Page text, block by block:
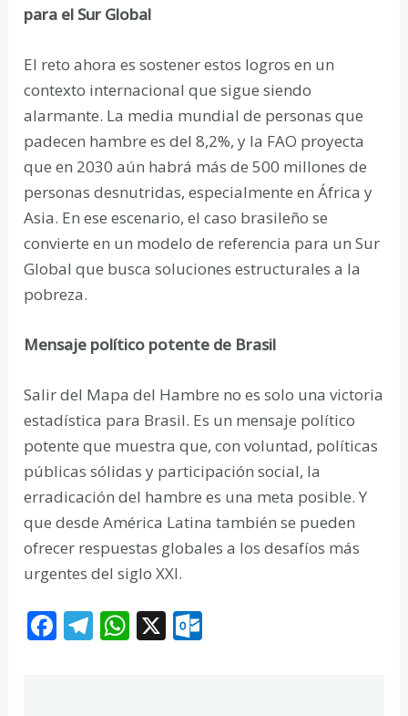
para el Sur Global
El reto ahora es sostener estos logros en un
contexto internacional que sigue siendo
alarmante. La media mundial de personas que
padecen hambre es del 8,2%, y la FAO proyecta
que en 2030 aún habrá más de 500 millones de
personas desnutridas, especialmente en África y
Asia. En ese escenario, el caso brasileño se
convierte en un modelo de referencia para un Sur
Global que busca soluciones estructurales a la
pobreza.
Mensaje político potente de Brasil
Salir del Mapa del Hambre no es solo una victoria
estadística para Brasil. Es un mensaje político
potente que muestra que, con voluntad, políticas
públicas sólidas y participación social, la
erradicación del hambre es una meta posible. Y
que desde América Latina también se pueden
ofrecer respuestas globales a los desafíos más
urgentes del siglo XXI.
F T W X